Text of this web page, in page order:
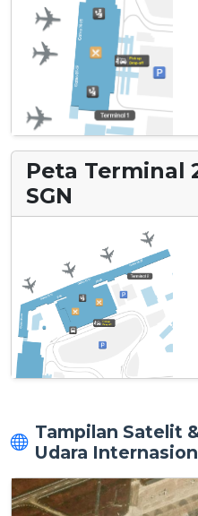
Peta Terminal
SGN
Tampilan Satelit
Udara